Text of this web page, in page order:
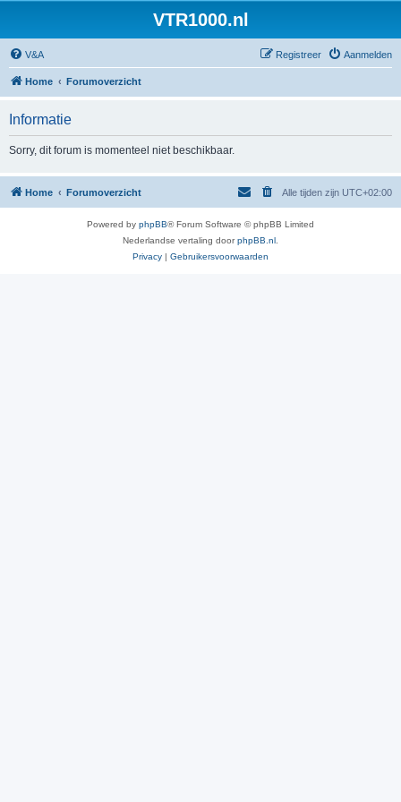
VTR1000.nl
V&A Aanmelden
Registreer
Home Forumoverzicht
Informatie
Sorry, dit forum is momenteel niet beschikbaar.
Home Forumoverzicht Alle tijden zijn UTC+02:00
Powered by phpBB® Forum Software © phpBB Limited
Nederlandse vertaling doorphpBB.nl
Privacy | Gebruikersvoorwaarden